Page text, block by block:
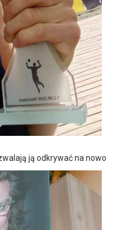
ją odkrywać na nowo